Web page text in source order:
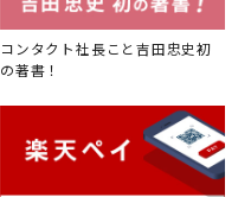
コンタクト社長こと吉田忠史初
の著書！